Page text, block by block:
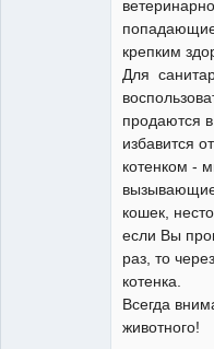
крепким
Для
продаются
избавится
котенком -
кошек,
если Вы
раз, то
котенка.
Всегда
животного!